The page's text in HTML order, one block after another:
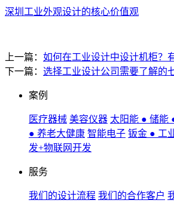
深圳工业外观设计的核心价值观
上一篇： 如何在工业设计中设计机柜？
下一篇： 选择工业设计公司需要了解的
案例
医疗器械 美容仪器 太阳能 ● 储能
● 养老大健康 智能电子 钣金 ● 工
发+物联网开发
服务
我们的设计流程 我们的合作客户